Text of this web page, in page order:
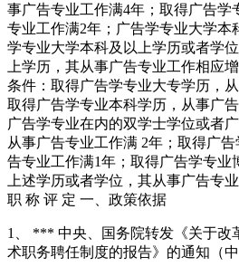
事广告专业工作满4年；取得广告学
专业工作满2年；广告学专业大学本
学专业大学本科及以上学历或者学
上学历，其从事广告专业工作相应
条件：取得广告学专业大专学历，
取得广告学专业本科学历，从事广
广告学专业在内的双学士学位或者
从事广告专业工作满 2年；取得广
告专业工作满1年；取得广告学专业
上述学历或者学位，其从事广告专
职 称 评 定 一、政策依据
1、 *** 中央、国务院转发《关于改
术职务聘任制度的报告》的通知（中